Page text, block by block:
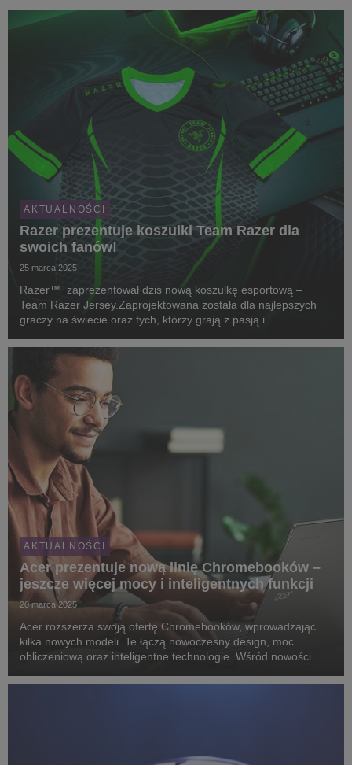
AKTUALNOŚCI
Razer prezentuje koszulki Team Razer dla
swoich fanów!
25 marca 2025
Razer™ zaprezentował dziś nową koszulkę esportową –
Team Razer Jersey.Zaprojektowana została dla najlepszych
graczy na świecie oraz tych, którzy grają z pasją i
AKTUALNOŚCI
Acer prezentuje nową linię Chromebooków –
jeszcze więcej mocy i inteligentnych funkcji
20 marca 2025
Acer rozszerza swoją ofertę Chromebooków, wprowadzając
kilka nowych modeli. Te łączą nowoczesny design, moc
obliczeniową oraz inteligentne technologie. Wśród nowości
oraz ultraprzenośny Acer Chromebook Tab 311.